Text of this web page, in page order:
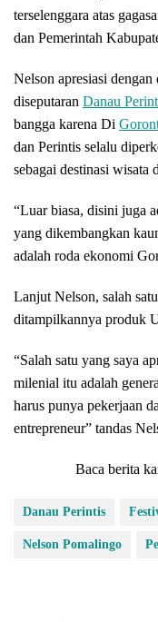
terselenggara atas
dan Pemerintah
Nelson apresiasi
diseputaran Danau
bangga karena Di
dan Perintis selalu
sebagai destinasi wisata
“Luar biasa, disini juga
yang dikembangkan
adalah roda ekonomi
Lanjut Nelson, salah
ditampilkannya produk
“Salah satu yang saya
milenial itu adalah
harus punya pekerjaan
entrepreneur” tandas
Baca berita
Danau Perintis
Nelson Pomalingo